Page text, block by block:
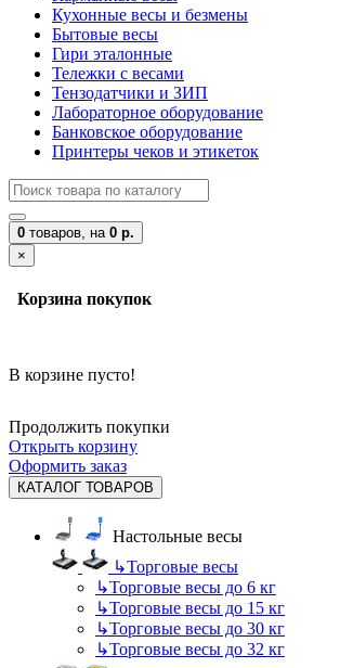
Кухонные весы и безмены
Бытовые весы
Гири эталонные
Тележки с весами
Тензодатчики и ЗИП
Лабораторное оборудование
Банковское оборудование
Принтеры чеков и этикеток
0 товаров, на 0 р.
×
Корзина покупок
В корзине пусто!
Продолжить покупки
Открыть корзину
Оформить заказ
КАТАЛОГ ТОВАРОВ
Настольные весы
↳Торговые весы
↳Торговые весы до 6 кг
↳Торговые весы до 15 кг
↳Торговые весы до 30 кг
↳Торговые весы до 32 кг